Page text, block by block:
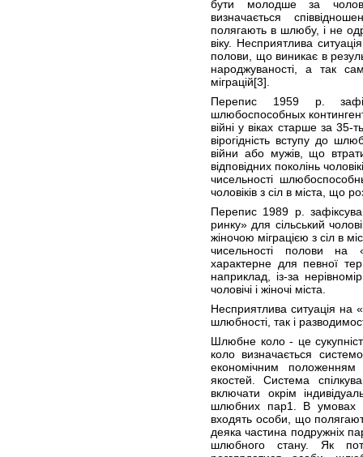
бути молодше за
визначається
полягають в шлюбу, і не
віку. Несприятлива
полови, що виникає в
народжуваності, а так
міграцій[3]
Перепис 1959 р.
шлюбоспособных
війні у віках старше за 35-
вірогідність вступу до
війни або мужів, що
відповідних поколінь
чисельності
чоловіків з сіл в міста, що
Перепис 1989 р.
ринку» для сільський
жіночою міграцією з сіл в
чисельності полови
характерне для певної
наприклад, із-за
чоловічі і жіночі міста.
Несприятлива ситуація
шлюбності, так і
Шлюбне коло - це
коло визначається
економічним положенням
якостей. Система
включати окрім
шлюбних пар1. В умовах
входять особи, що
деяка частина подружніх
шлюбного стану. Як